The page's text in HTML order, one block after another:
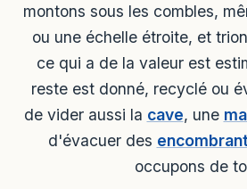
montons sous les combles,
ou une échelle étroite, et
ce qui a de la valeur est
reste est donné, recyclé ou
de vider aussi la cave, une
d'évacuer des
occupons de